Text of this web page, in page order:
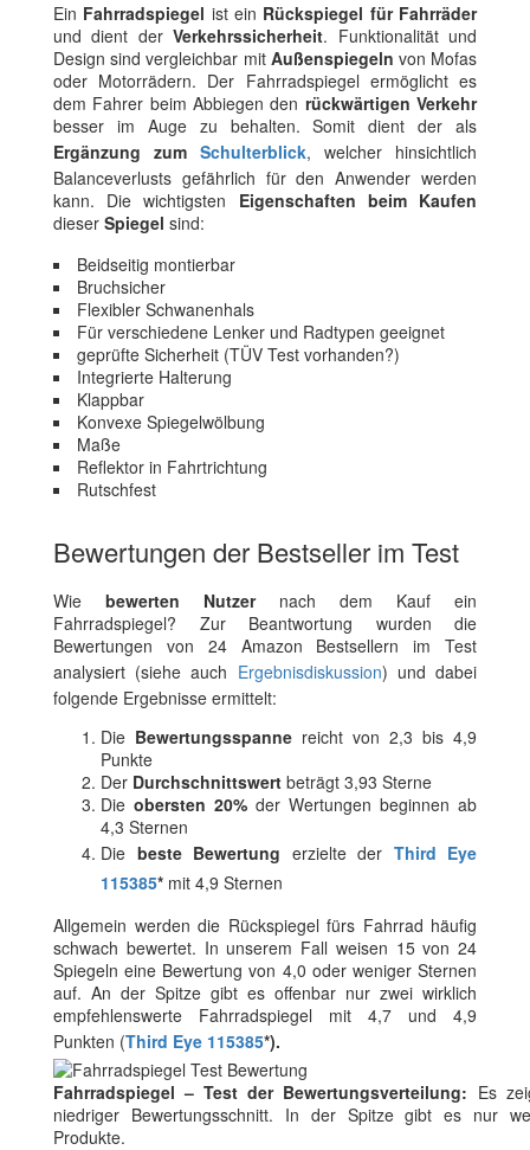
Ein Fahrradspiegel ist ein Rückspiegel für Fahrräder
und dient derVerkehrssicherheit. Funktionalität und
Design sind vergleichbar mit Außenspiegeln von Mofas
oder Motorrädern. Der Fahrradspiegel ermöglicht es
dem Fahrer beim Abbiegen den rückwärtigen Verkehr
besser im Auge zu behalten. Somit dient der als
Ergänzung zum Schulterblick, welcher hinsichtlich
Balanceverlusts gefährlich für den Anwender werden
kann. Die wichtigsten Eigenschaften beim Kaufen
dieser Spiegel sind:
Beidseitig montierbar
Bruchsicher
Flexibler Schwanenhals
Für verschiedene Lenker und Radtypen geeignet
geprüfte Sicherheit (TÜV Test vorhanden?)
Integrierte Halterung
Klappbar
Konvexe Spiegelwölbung
Maße
Reflektor in Fahrtrichtung
Rutschfest
Bewertungen der Bestseller im Test
Wie bewerten Nutzernach dem Kauf ein
Fahrradspiegel? Zur Beantwortung wurden die
Bewertungen von 24 Amazon Bestsellern im Test
analysiert (siehe auch Ergebnisdiskussion) und dabei
folgende Ergebnisse ermittelt:
Die Bewertungsspanne reicht von 2,3 bis 4,9
Punkte
Der Durchschnittswert beträgt 3,93 Sterne
Die obersten 20% der Wertungen beginnen ab
4,3 Sternen
Die beste Bewertung erzielte der Third Eye
115385* mit 4,9 Sternen
Allgemein werden die Rückspiegel fürs Fahrrad häufig
schwach bewertet. In unserem Fall weisen 15 von 24
Spiegeln eine Bewertung von 4,0 oder weniger Sternen
auf. An der Spitze gibt es offenbar nur zwei wirklich
empfehlenswerte Fahrradspiegel mit 4,7 und 4,9
Punkten (Third Eye 115385*).
Fahrradspiegel – Test der Bewertungsverteilung: Es
niedriger Bewertungsschnitt. In der Spitze gibt es nur
Produkte.